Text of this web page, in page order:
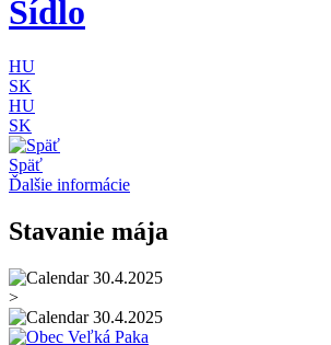
Sídlo
HU
SK
HU
SK
Späť
Ďalšie informácie
Stavanie mája
30.4.2025
>
30.4.2025